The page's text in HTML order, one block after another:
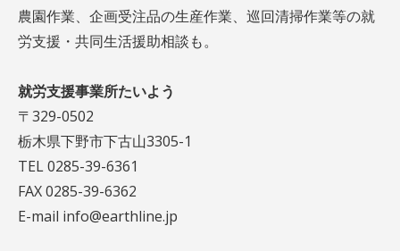
農園作業、企画受注品の生産作業、巡回清掃作業等の就
労支援・共同生活援助相談も。
就労支援事業所たいよう
〒329-0502
栃木県下野市下古山3305-1
TEL 0285-39-6361
FAX 0285-39-6362
E-mail info@earthline.jp